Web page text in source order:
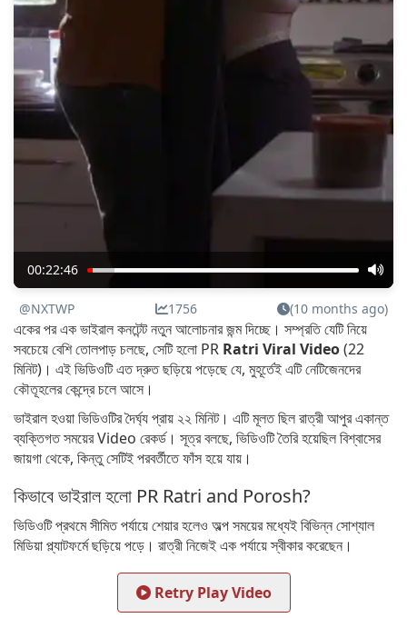
00:22:46
@NXTWP 1756 (10 months ago)
একের পর এক ভাইরাল কনটেন্ট নতুন আলোচনার জন্ম দিচ্ছে। সম্প্রতি যেটি নিয়ে
সবচেয়ে বেশি তোলপাড় চলছে, সেটি হলো PR Ratri Viral Video(22
মিনিট)। এই ভিডিওটি এত দ্রুত ছড়িয়ে পড়েছে যে, মুহূর্তেই এটি নেটিজেনদের
কৌতূহলের কেন্দ্রে চলে আসে।
ভাইরাল হওয়া ভিডিওটির দৈর্ঘ্য প্রায় ২২ মিনিট। এটি মূলত ছিল রাত্রী আপুর একান্ত
ব্যক্তিগত সময়ের Video রেকর্ড। সূত্র বলছে, ভিডিওটি তৈরি হয়েছিল বিশ্বাসের
জায়গা থেকে, কিন্তু সেটিই পরবর্তীতে ফাঁস হয়ে যায়।
কিভাবে ভাইরাল হলো PR Ratri and Porosh?
ভিডিওটি প্রথমে সীমিত পর্যায়ে শেয়ার হলেও অল্প সময়ের মধ্যেই বিভিন্ন সোশ্যাল
মিডিয়া প্ল্যাটফর্মে ছড়িয়ে পড়ে। রাত্রী নিজেই এক পর্যায়ে স্বীকার করেছেন।
Retry Play Video